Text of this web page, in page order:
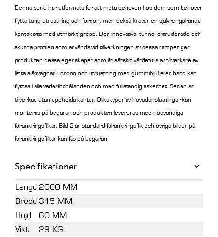
Denna serie har utformats för att möta behoven hos dem som behöver
flytta tung utrustning och fordon, men också kräver en självrengörande
kontaktyta med utmärkt grepp. Den innovativa, tunna, extruderade och
skurna profilen som används vid tillverkningen av dessa ramper ger
produkten dessa egenskaper som är särskilt värdefulla av tillverkare av
lätta släpvagnar. Fordon och utrustning med gummihjul eller band kan
flyttas i alla väderförhållanden och med fullständig säkerhet. Serien är
tillverkad utan upphöjda kanter. Olika typer av huvudanslutningar kan
monteras på begäran och produkten levereras med nödvändiga
förankringsflikar. Bild 2 är standard förankringsflik och övriga bilder på
förankringsflikar kan fås på begäran.
Specifikationer
Längd 2000 MM
Bredd 315 MM
Höjd
60 MM
Vikt
29 KG